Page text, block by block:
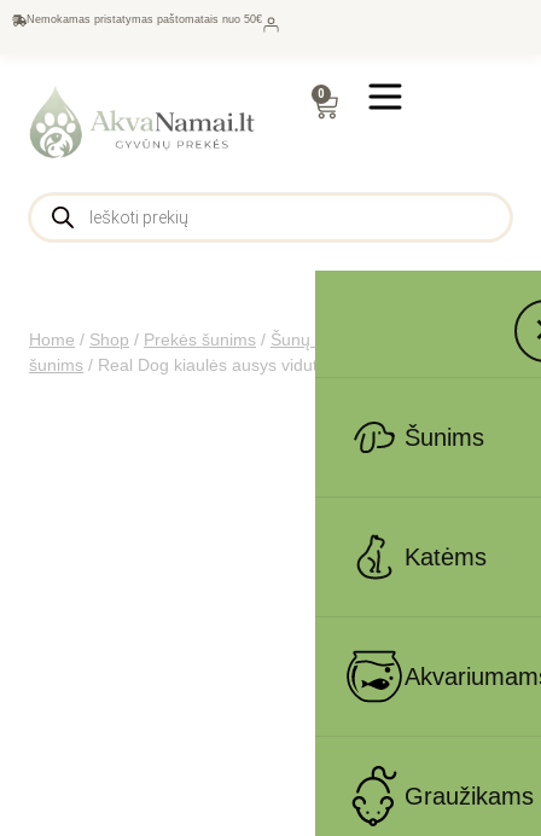
Nemokamas pristatymas paštomatais nuo 50€
0
Šunims
Katėms
Graužikams
Home / Shop / Prekės šunims / Šunų maistas
šunims / Real Dog kiaulės ausys vidutinės 100vnt.